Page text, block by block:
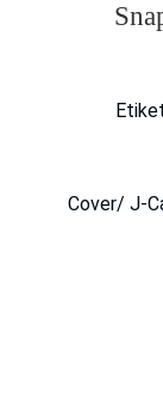
Cover/ J-